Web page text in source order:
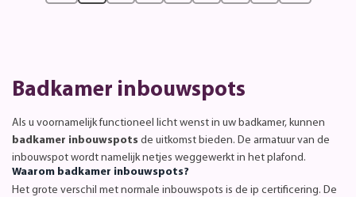
Badkamer inbouwspots
Als u voornamelijk functioneel licht wenst in uw badkamer, kunnen
badkamer inbouwspots de uitkomst bieden. De armatuur van de
inbouwspot wordt namelijk netjes weggewerkt in het plafond.
Waarom badkamer inbouwspots?
Het grote verschil met normale inbouwspots is de ip certificering. De